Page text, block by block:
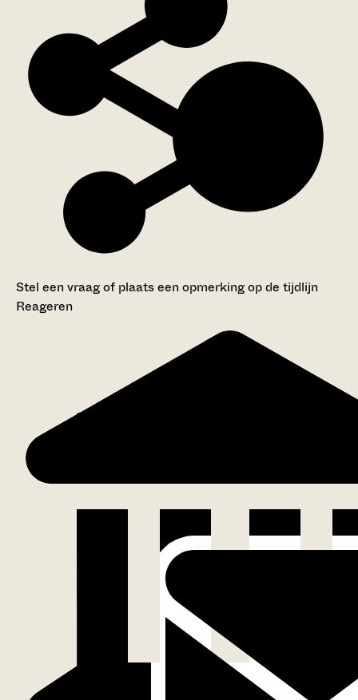
Stel een vraag of plaats een opmerking op de tijdlijn
Reageren